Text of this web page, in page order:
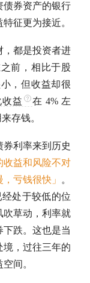
债券资产的银行
征更为接近。
，都是投资者进
前，相比于股
，但收益却很
益
在 4% 左
存钱。
利率来到历史
收益和风险不对
亏钱很快」
。
处于较低的位
吹草动，利率就
跌。这也是当
境，过往三年的
间。